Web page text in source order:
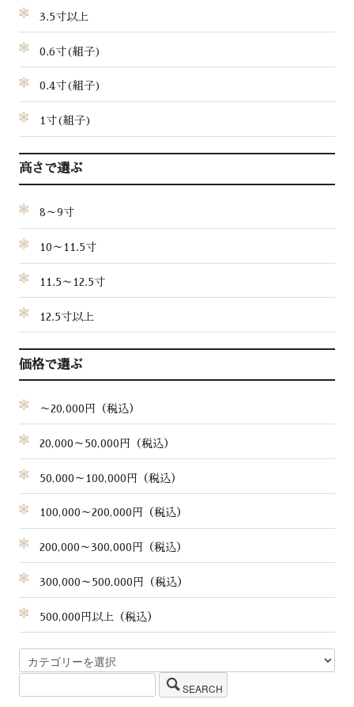
3.5寸以上
0.6寸(組子)
0.4寸(組子)
1寸(組子)
高さで選ぶ
8～9寸
10～11.5寸
11.5～12.5寸
12.5寸以上
価格で選ぶ
～20,000円（税込）
20,000～50,000円（税込）
50,000～100,000円（税込）
100,000～200,000円（税込）
200,000～300,000円（税込）
300,000～500,000円（税込）
500,000円以上（税込）
SEARCH